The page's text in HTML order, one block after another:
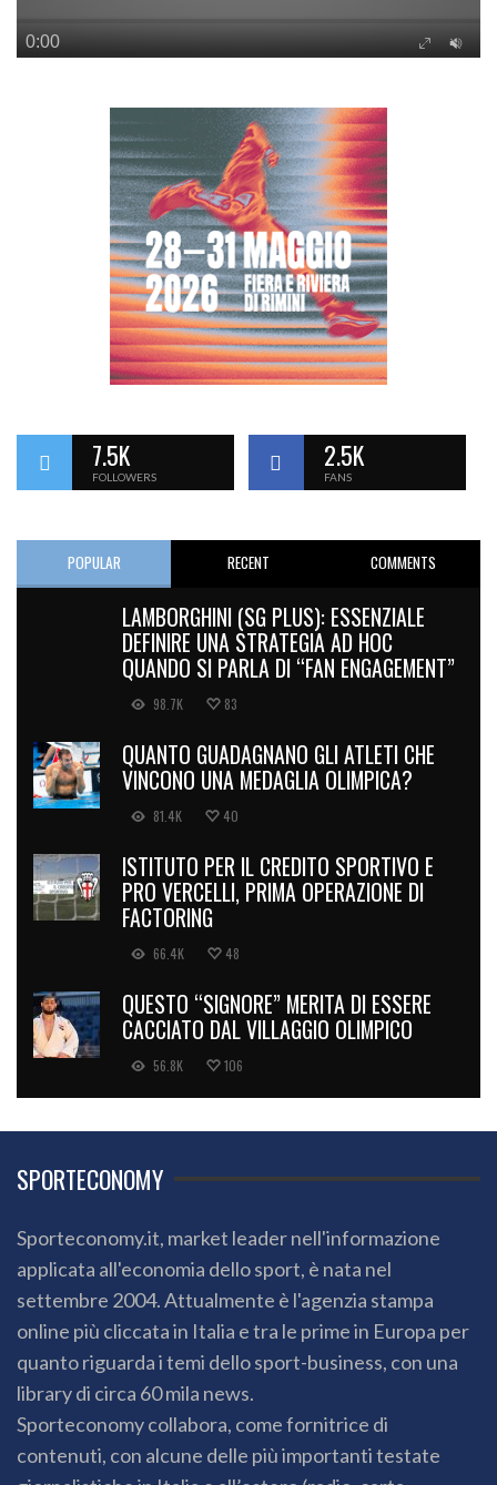
7.5K
FOLLOWERS
2.5K
FANS
POPULAR RECENT COMMENTS
LAMBORGHINI (SG PLUS): ESSENZIALE
DEFINIRE UNA STRATEGIA AD HOC
QUANDO SI PARLA DI “FAN ENGAGEMENT”
98.7K 83
QUANTO GUADAGNANO GLI ATLETI CHE
VINCONO UNA MEDAGLIA OLIMPICA?
81.4K 40
ISTITUTO PER IL CREDITO SPORTIVO E
PRO VERCELLI, PRIMA OPERAZIONE DI
FACTORING
66.4K 48
QUESTO “SIGNORE” MERITA DI ESSERE
CACCIATO DAL VILLAGGIO OLIMPICO
56.8K 106
SPORTECONOMY
Sporteconomy.it, market leader nell'informazione
applicata all'economia dello sport, è nata nel
settembre 2004. Attualmente è l'agenzia stampa
online più cliccata in Italia e tra le prime in Europa per
quanto riguarda i temi dello sport-business, con una
library di circa 60 mila news.
Sporteconomy collabora, come fornitrice di
contenuti, con alcune delle più importanti testate